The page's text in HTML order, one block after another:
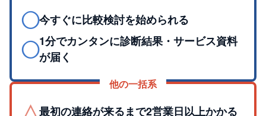
◯今すぐに比較検討を始められる
◯1分でカンタンに診断結果・サービス資料
が届く
他の一括系
最初の連絡が来るまで2営業日以上かかる